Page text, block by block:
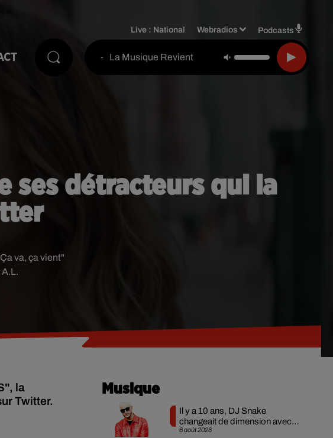
Live : National Webradios Podcasts
- La Musique Revient
ses détracteurs qui la
va, ça vient"
la
Twitter.
Musique
6 août 2026
Il y a 10 ans, DJ Snake
changeait de dimension avec
son premier...